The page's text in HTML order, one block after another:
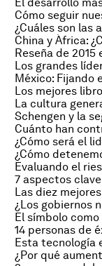
Cómo seguir
¿Cuáles son las
China y África:
Reseña de 2015
México: Fijando
Los mejores
Schengen y la
¿Cómo será el
¿Cómo
Evaluando el
7 aspectos
Las diez
¿Los gobiernos
El símbolo
14 personas de
Esta tecnología